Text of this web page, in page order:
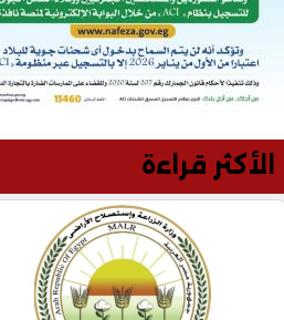
الأكثر قراءة